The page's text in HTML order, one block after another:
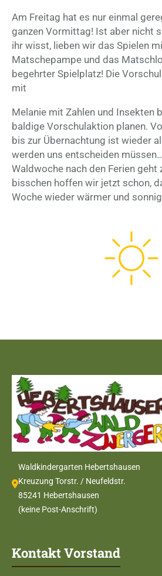
Am Freitag hat es nur einmal
ganzen Vormittag! Ist aber nicht
ihr wisst, lieben wir das Spielen
Matschepampe und das
begehrter Spielplatz! Die
mit
Melanie mit Zahlen und Insekten
baldige Vorschulaktion planen.
bis zur Übernachtung ist wieder
werden uns entscheiden
Waldwoche nach den Ferien geht
bisschen hoffen wir jetzt schon,
Woche wieder wärmer und
Waldkindergarten Hebertshausen
Kreuzung Torstr. / Neufeldstr.
85241 Hebertshausen
(keine Post-Anschrift)
Kontakt Vorstand